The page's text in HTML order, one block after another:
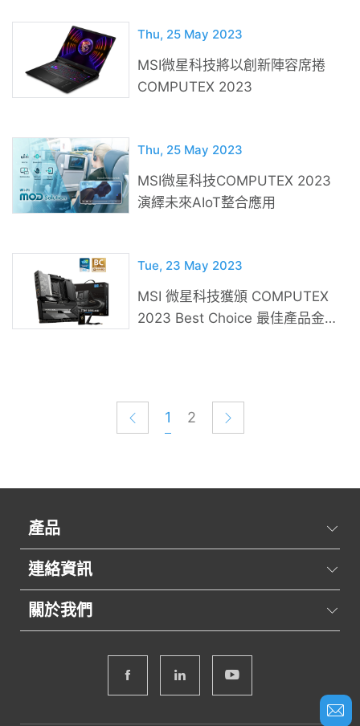
Thu, 25 May 2023
MSI微星科技將以創新陣容席捲
COMPUTEX 2023
Thu, 25 May 2023
MSI微星科技COMPUTEX 2023
演繹未來AIoT整合應用
Tue, 23 May 2023
MSI 微星科技獲頒 COMPUTEX
2023 Best Choice 最佳產品金獎
1 2
產品
連絡資訊
關於我們